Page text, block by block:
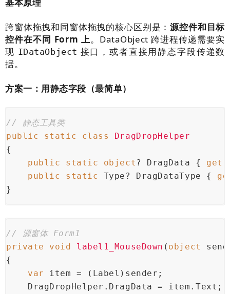
基本原理
跨窗体拖拽和同窗体拖拽的核心区别是：源控件和目标
控件在不同 Form 上。DataObject 跨进程传递需要实
现 IDataObject 接口，或者直接用静态字段传递数
据。
方案一：用静态字段（最简单）
// 静态工具类
public
static class
DragDropHelper
{
public
static object ? DragData { get
public
static Type? DragDataType {
}
// 源窗体 Form1
private
void label1_MouseDown ( object
{
var item = (Label)sender;
DragDropHelper.DragData = item.Text;